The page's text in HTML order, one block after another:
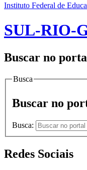
Instituto Federal de
SUL-RIO-
Buscar no
Busca
Buscar no
Busca:
Redes Sociais